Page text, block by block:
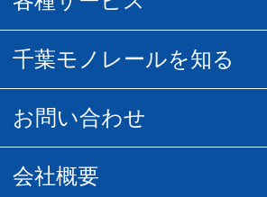
空の散歩道
URBAN FLYER時刻表
貸切列車
フリーきっぷ
記念切符
割引制度
葭川となみグッズ
初音ミクグッズ
モノちゃんトラベル
広告募集
千葉モノレールを知る
営業距離世界最長
お問い合わせ
お客様の声
会社概要